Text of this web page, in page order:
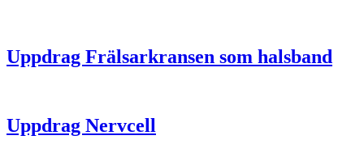
Uppdrag Frälsarkransen som halsband
Uppdrag Nervcell